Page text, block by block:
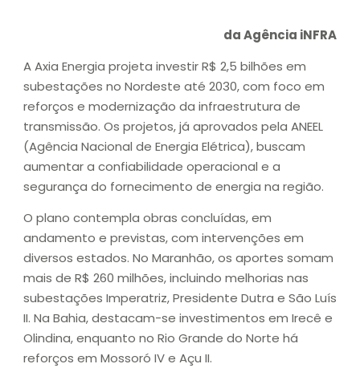
da Agência iNFRA
A Axia Energia projeta investir R$ 2,5 bilhões em
subestações no Nordeste até 2030, com foco em
reforços e modernização da infraestrutura de
transmissão. Os projetos, já aprovados pela ANEEL
(Agência Nacional de Energia Elétrica), buscam
aumentar a confiabilidade operacional e a
segurança do fornecimento de energia na região.
O plano contempla obras concluídas, em
andamento e previstas, com intervenções em
diversos estados. No Maranhão, os aportes somam
mais de R$ 260 milhões, incluindo melhorias nas
subestações Imperatriz, Presidente Dutra e São Luís
II. Na Bahia, destacam-se investimentos em Irecê e
Olindina, enquanto no Rio Grande do Norte há
reforços em Mossoró IV e Açu II.